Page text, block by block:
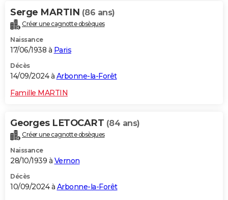
Serge MARTIN (86 ans)
Créer une cagnotte obsèques
Naissance
17/06/1938 à Paris
Décès
14/09/2024 à Arbonne-la-Forêt
Famille MARTIN
Georges LETOCART (84 ans)
Créer une cagnotte obsèques
Naissance
28/10/1939 à Vernon
Décès
10/09/2024 à Arbonne-la-Forêt